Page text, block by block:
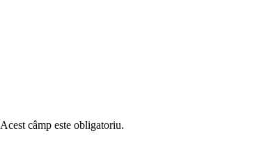
Acest câmp este obligatoriu.